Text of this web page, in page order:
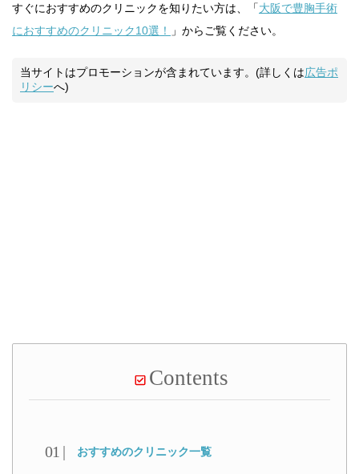
すぐにおすすめのクリニックを知りたい方は、「大阪で豊胸手術
におすすめのクリニック10選！
」からご覧ください。
当サイトはプロモーションが含まれています。(詳しくは広告ポ
リシーへ)
Contents
おすすめのクリニック一覧